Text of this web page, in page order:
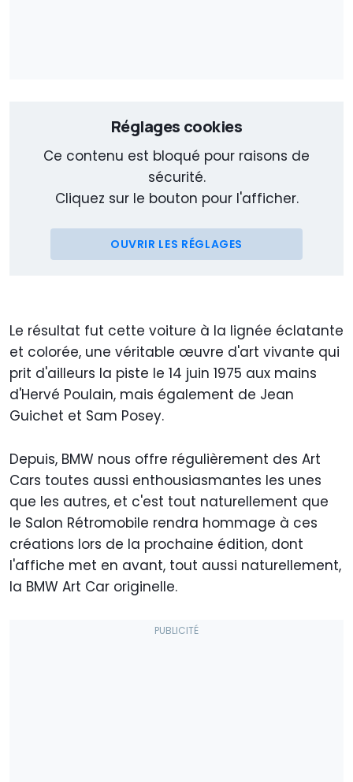
Réglages cookies
Ce contenu est bloqué pour raisons de
sécurité.
Cliquez sur le bouton pour l'afficher.
OUVRIR LES RÉGLAGES
Le résultat fut cette voiture à la lignée éclatante
et colorée, une véritable œuvre d'art vivante qui
prit d'ailleurs la piste le 14 juin 1975 aux mains
d'Hervé Poulain, mais également de Jean
Guichet et Sam Posey.
Depuis, BMW nous offre régulièrement des Art
Cars toutes aussi enthousiasmantes les unes
que les autres, et c'est tout naturellement que
le Salon Rétromobile rendra hommage à ces
créations lors de la prochaine édition, dont
l'affiche met en avant, tout aussi naturellement,
la BMW Art Car originelle.